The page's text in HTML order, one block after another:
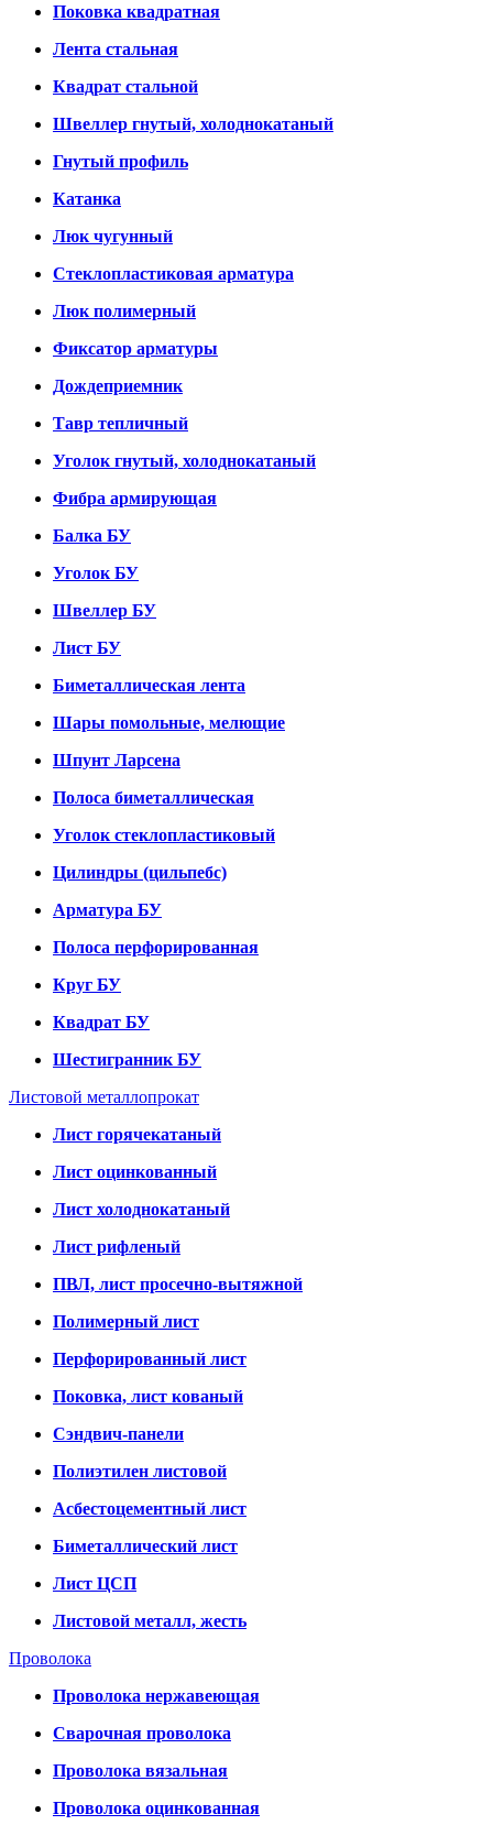
Поковка квадратная
Лента стальная
Квадрат стальной
Швеллер гнутый, холоднокатаный
Гнутый профиль
Катанка
Люк чугунный
Стеклопластиковая арматура
Люк полимерный
Фиксатор арматуры
Дождеприемник
Тавр тепличный
Уголок гнутый, холоднокатаный
Фибра армирующая
Балка БУ
Уголок БУ
Швеллер БУ
Лист БУ
Биметаллическая лента
Шары помольные, мелющие
Шпунт Ларсена
Полоса биметаллическая
Уголок стеклопластиковый
Цилиндры (цильпебс)
Арматура БУ
Полоса перфорированная
Круг БУ
Квадрат БУ
Шестигранник БУ
Листовой металлопрокат
Лист горячекатаный
Лист оцинкованный
Лист холоднокатаный
Лист рифленый
ПВЛ, лист просечно-вытяжной
Полимерный лист
Перфорированный лист
Поковка, лист кованый
Сэндвич-панели
Полиэтилен листовой
Асбестоцементный лист
Биметаллический лист
Лист ЦСП
Листовой металл, жесть
Проволока
Проволока нержавеющая
Сварочная проволока
Проволока вязальная
Проволока оцинкованная